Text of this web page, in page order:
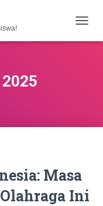
Masa
Ini